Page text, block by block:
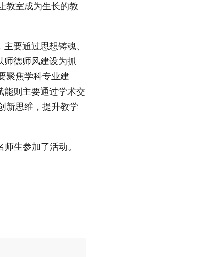
教室成为生长的教
要通过思想铸魂、
师德师风建设为抓
聚焦学科专业建
能则主要通过学术交
新思维，提升教学
生参加了活动。